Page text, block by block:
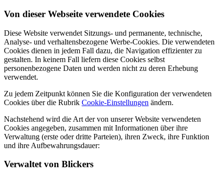
Von dieser Webseite verwendete Cookies
Diese Website verwendet Sitzungs- und permanente, technische,
Analyse- und verhaltensbezogene Werbe-Cookies. Die verwendeten
Cookies dienen in jedem Fall dazu, die Navigation effizienter zu
gestalten. In keinem Fall liefern diese Cookies selbst
personenbezogene Daten und werden nicht zu deren Erhebung
verwendet.
Zu jedem Zeitpunkt können Sie die Konfiguration der verwendeten
Cookies über die Rubrik Cookie-Einstellungen ändern.
Nachstehend wird die Art der von unserer Website verwendeten
Cookies angegeben, zusammen mit Informationen über ihre
Verwaltung (erste oder dritte Parteien), ihren Zweck, ihre Funktion
und ihre Aufbewahrungsdauer:
Verwaltet von Blickers